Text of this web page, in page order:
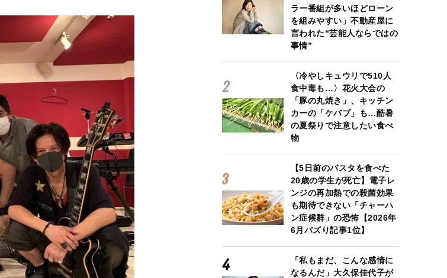
ラー番組が多いほどローン
を組みやすい」不動産屋に
言われた“芸能人ならではの
事情”
〈冷やしキュウリで510人
食中毒も…〉花火大会の
「豚の丸焼き」、キッチン
カーの「ケバブ」も…酷暑
の夏祭りで注意したい食べ
物
【5日前のパスタを食べた
20歳の学生が死亡】電子レ
ンジの再加熱での殺菌効果
も期待できない「チャーハ
ン症候群」の恐怖【2026年
6月バズり記事1位】
「私もまだ、こんな感情に
なるんだ」大久保佳代子が